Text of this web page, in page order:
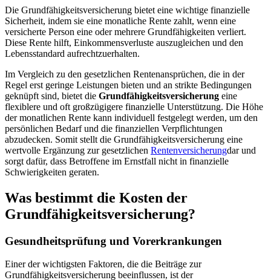
Die Grundfähigkeitsversicherung bietet eine wichtige finanzielle
Sicherheit, indem sie eine monatliche Rente zahlt, wenn eine
versicherte Person eine oder mehrere Grundfähigkeiten verliert.
Diese Rente hilft, Einkommensverluste auszugleichen und den
Lebensstandard aufrechtzuerhalten.
Im Vergleich zu den gesetzlichen Rentenansprüchen, die in der
Regel erst geringe Leistungen bieten und an strikte Bedingungen
geknüpft sind, bietet die Grundfähigkeitsversicherung eine
flexiblere und oft großzügigere finanzielle Unterstützung. Die Höhe
der monatlichen Rente kann individuell festgelegt werden, um den
persönlichen Bedarf und die finanziellen Verpflichtungen
abzudecken. Somit stellt die Grundfähigkeitsversicherung eine
wertvolle Ergänzung zur gesetzlichen Rentenversicherungdar und
sorgt dafür, dass Betroffene im Ernstfall nicht in finanzielle
Schwierigkeiten geraten.
Was bestimmt die Kosten der
Grundfähigkeitsversicherung?
Gesundheitsprüfung und Vorerkrankungen
Einer der wichtigsten Faktoren, die die Beiträge zur
Grundfähigkeitsversicherung beeinflussen, ist der